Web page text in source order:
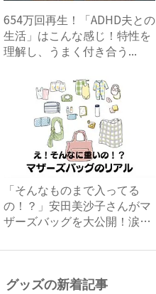
654万回再生！「ADHD夫との
生活」はこんな感じ！特性を
理解し、うまく付き合う...
「そんなものまで入ってる
の！？」安田美沙子さんがマ
ザーズバッグを大公開！涙な
グッズの新着記事